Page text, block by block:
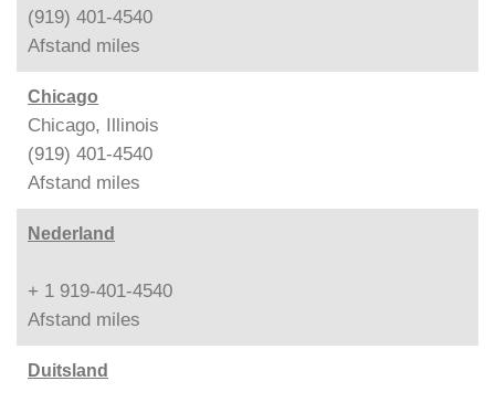
(919) 401-4540
Afstand miles
Chicago
Chicago, Illinois
(919) 401-4540
Afstand miles
Nederland
+ 1 919-401-4540
Afstand miles
Duitsland